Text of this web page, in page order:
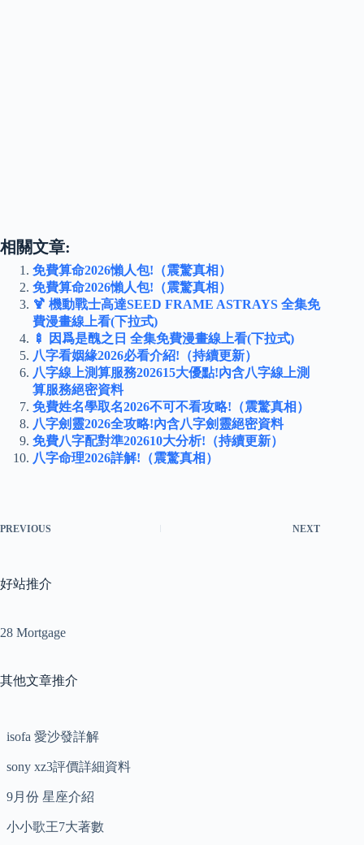
相關文章:
免費算命2026懶人包!（震驚真相）
免費算命2026懶人包!（震驚真相）
🍹 機動戰士高達SEED FRAME ASTRAYS 全集免
費漫畫線上看(下拉式)
🍢 因爲是醜之日 全集免費漫畫線上看(下拉式)
八字看姻緣2026必看介紹!（持續更新）
八字線上測算服務202615大優點!內含八字線上測
算服務絕密資料
免費姓名學取名2026不可不看攻略!（震驚真相）
八字劍靈2026全攻略!內含八字劍靈絕密資料
免費八字配對準202610大分析!（持續更新）
八字命理2026詳解!（震驚真相）
PREVIOUS NEXT
好站推介
28 Mortgage
其他文章推介
isofa 愛沙發詳解
sony xz3評價詳細資料
9月份 星座介紹
小小歌王7大著數